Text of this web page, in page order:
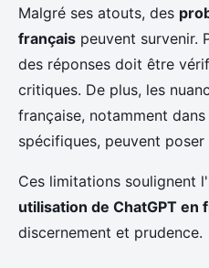
Malgré ses atouts, des
français peuvent survenir.
des réponses doit être
critiques. De plus, les
française, notamment
spécifiques, peuvent
Ces limitations soulignent
utilisation de ChatGPT en
discernement et prudence.